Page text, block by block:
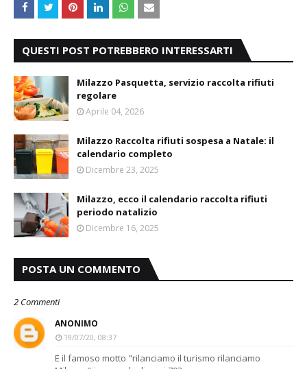
QUESTI POST POTREBBERO INTERESSARTI
Milazzo Pasquetta, servizio raccolta rifiuti
regolare
Aprile 04, 2026
Milazzo Raccolta rifiuti sospesa a Natale: il
calendario completo
Dicembre 23, 2025
Milazzo, ecco il calendario raccolta rifiuti
periodo natalizio
Dicembre 16, 2025
POSTA UN COMMENTO
2 Commenti
ANONIMO
19/07/20, 08:37
E il famoso motto "rilanciamo il turismo rilanciamo